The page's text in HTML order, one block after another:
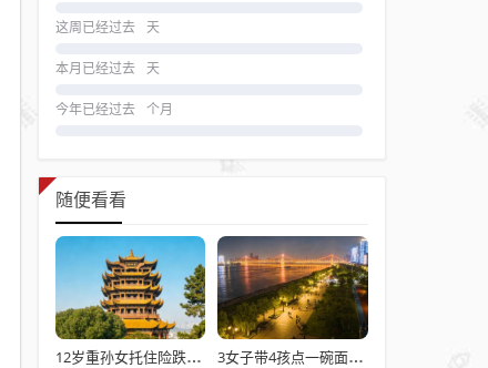
这周已经过去 天
本月已经过去 天
今年已经过去 个月
随便看看
12岁重孙女托住险跌倒的92岁太爷爷 3女子带4孩点一碗面多次免费续面